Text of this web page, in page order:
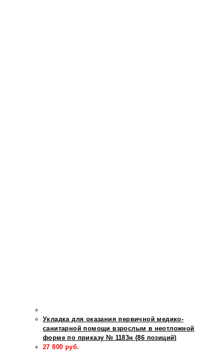
Укладка для оказания первичной медико-
санитарной помощи взрослым в неотложной
форме по приказу № 1183н (86 позиций)
27 800 руб.